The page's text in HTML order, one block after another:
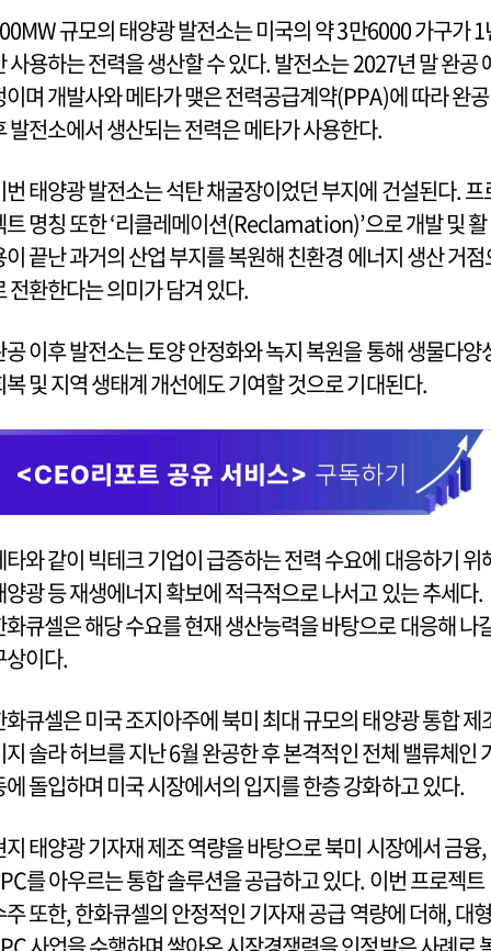
규모의 태양광 발전소는 미국의 약 3만6000 가구가 1
사용하는 전력을 생산할 수 있다. 발전소는 2027년 말 완공
이며 개발사와 메타가 맺은 전력공급계약(PPA)에 따라 완공
발전소에서 생산되는 전력은 메타가 사용한다.
번 태양광 발전소는 석탄 채굴장이었던 부지에 건설된다. 프
트 명칭 또한 ‘리클레메이션(Reclamation)’으로 개발 및 활
이 끝난 과거의 산업 부지를 복원해 친환경 에너지 생산 거점
전환한다는 의미가 담겨 있다.
공 이후 발전소는 토양 안정화와 녹지 복원을 통해 생물다양
복 및 지역 생태계 개선에도 기여할 것으로 기대된다.
타와 같이 빅테크 기업이 급증하는 전력 수요에 대응하기 위
양광 등 재생에너지 확보에 적극적으로 나서고 있는 추세다.
화큐셀은 해당 수요를 현재 생산능력을 바탕으로 대응해 나
상이다.
화큐셀은 미국 조지아주에 북미 최대 규모의 태양광 통합 제
지 솔라 허브를 지난 6월 완공한 후 본격적인 전체 밸류체인
에 돌입하며 미국 시장에서의 입지를 한층 강화하고 있다.
지 태양광 기자재 제조 역량을 바탕으로 북미 시장에서 금융,
를 아우르는 통합 솔루션을 공급하고 있다. 이번 프로젝트
주 또한, 한화큐셀의 안정적인 기자재 공급 역량에 더해, 대형